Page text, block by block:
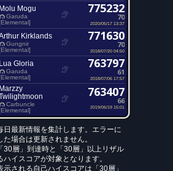
Molu Mogu
Garuda
775232
70
2020/05/17 13:37
Kirklands
Gungnir
771630
70
2018/07/20 04:50
Lua Gloria
Garuda
763797
61
2018/07/06 17:57
Marzzy
Carbuncle
763407
66
2019/06/19 15:01
最新情報を集計します。エラーに
場合は更新されません。
層」到達時と「30層」以上リザル
ハイスコアが対象となります。
される自己ハイスコアは「30層」